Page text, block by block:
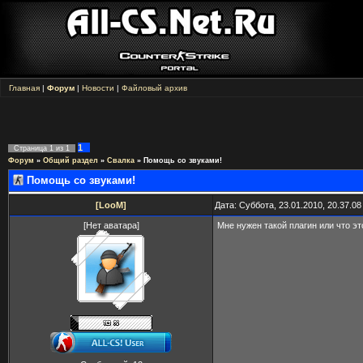
Главная | Форум | Новости | Файловый архив
Страница 1 из 1 1
Форум » Общий раздел » Свалка » Помощь со звуками!
Помощь со звуками!
[LooM] Дата: Суббота, 23.01.2010,
[Нет аватара] Мне нужен такой плагин или что